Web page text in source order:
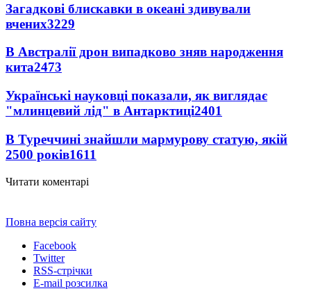
Загадкові блискавки в океані здивували
вчених3229
В Австралії дрон випадково зняв народження
кита2473
Українські науковці показали, як виглядає
"млинцевий лід" в Антарктиці2401
В Туреччині знайшли мармурову статую, якій
2500 років1611
Читати коментарі
Повна версія сайту
Facebook
Twitter
RSS-стрічки
E-mail розсилка